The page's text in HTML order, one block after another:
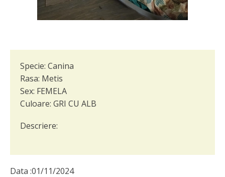
Specie: Canina
Rasa: Metis
Sex: FEMELA
Culoare: GRI CU ALB
Descriere:
Data :01/11/2024